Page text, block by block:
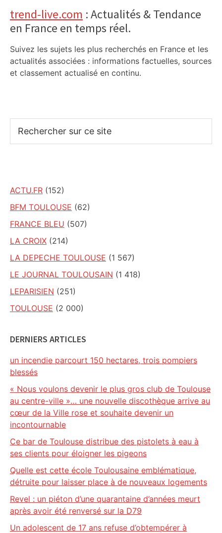
trend-live.com : Actualités & Tendance
en France en temps réel.
Suivez les sujets les plus recherchés en France et les
actualités associées : informations factuelles, sources
et classement actualisé en continu.
sur
ACTU.FR (152)
BFM TOULOUSE (62)
FRANCE BLEU (507)
LA CROIX (214)
LA DEPECHE TOULOUSE (1 567)
LE JOURNAL TOULOUSAIN (1 418)
LEPARISIEN (251)
TOULOUSE (2 000)
DERNIERS ARTICLES
un incendie parcourt 150 hectares, trois pompiers
blessés
« Nous voulons devenir le plus gros club de Toulouse
au centre-ville »… une nouvelle discothèque arrive au
cœur de la Ville rose et souhaite devenir un
incontournable
Ce bar de Toulouse distribue des pistolets à eau à
ses clients pour éloigner les pigeons
Quelle est cette école Toulousaine emblématique,
détruite pour laisser place à de nouveaux logements
Revel : un piéton d’une quarantaine d’années meurt
après avoir été renversé sur la D79
Un adolescent de 17 ans refuse d’obtempérer à